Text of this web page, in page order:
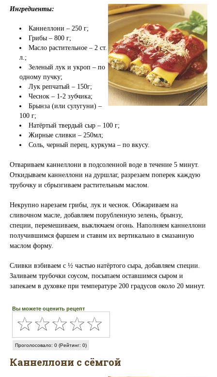
Ингредиенты:
Каннеллони – 250 г;
Грибы – 800 г;
Масло растительное – 2 ст.
л.;
Зеленый лук и укроп – по
одному пучку;
Лук репчатый – 150г;
Чеснок – 1-2 зубчика;
Брынза (или сулугуни) –
100 г;
Натёртый твердый сыр – 100 г;
Жирные сливки – 250мл;
Соль, черный перец, куркума – по вкусу.
Отвариваем каннеллони в подсоленной воде в течение 5 минут.
Откидываем каннеллони на дуршлаг, разрезаем поперек каждую
трубочку и сбрызгиваем растительным маслом.
Некрупно нарезаем грибы, лук и чеснок. Обжариваем на
сливочном масле, добавляем порубленную зелень, брынзу,
специи, перемешиваем, выключаем огонь. Наполняем каннеллони
получившимся фаршем и ставим их вертикально в смазанную
маслом форму.
Сливки взбиваем с ½ частью натёртого сыра, добавляем специи.
Заливаем трубочки соусом, посыпаем оставшимся сыром и
запекаем в духовке при температуре 200 градусов около 20 минут.
Вы можете оценить рецепт
Проголосовало: 0 (Рейтинг: 0)
Каннеллони с сёмгой